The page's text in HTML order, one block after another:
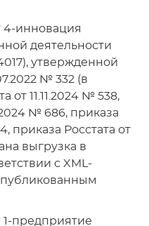
инновация
деятельности
утвержденной
№ 332 (в
от 11.11.2024 № 538,
№ 686, приказа
приказа Росстата от
выгрузка в
с XML-
предприятие